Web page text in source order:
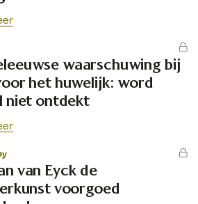
waarschuwing bij
het huwelijk: word
niet ontdekt
van Eyck de
voorgoed